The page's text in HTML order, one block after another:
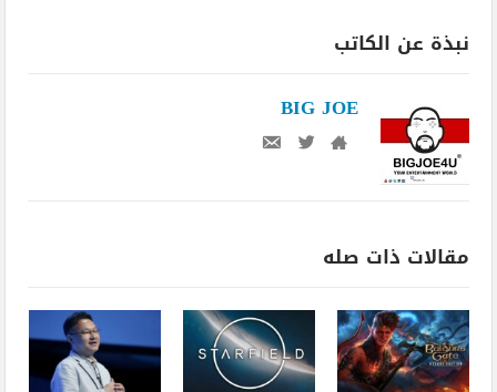
نبذة عن الكاتب
BIG JOE
مقالات ذات صله